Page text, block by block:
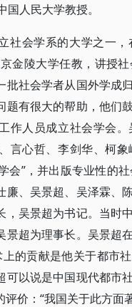
人民大学教授。
社会学系的大学之一
金陵大学任教，讲授
批社会学者从国外学成
题有很大的帮助，他们
作人员成立社会学会
言心哲、李剑华、柯
会”，并出版专业性的
廉、吴景超、吴泽霖、
，吴景超为书记。当时
景超为理事长。吴景超
的贡献是他关于都市
可以说是中国现代都市
价：“我国关于此方